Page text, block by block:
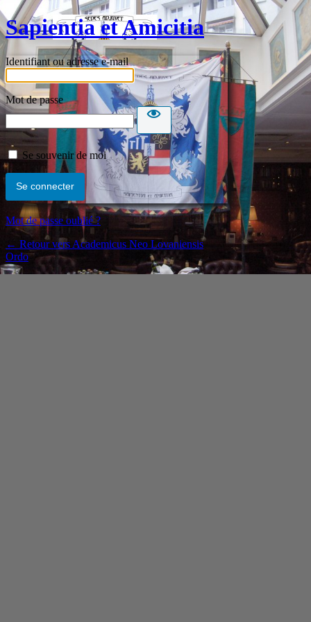
Sapientia et Amicitia
Identifiant ou adresse e-mail
Mot de passe
Se souvenir de moi
Mot de passe oublié ?
← Retour vers Academicus Neo Lovaniensis
Ordo